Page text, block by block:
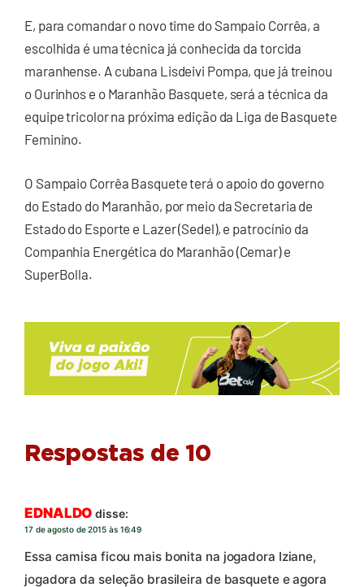
E, para comandar o novo time do Sampaio Corrêa, a
escolhida é uma técnica já conhecida da torcida
maranhense. A cubana Lisdeivi Pompa, que já treinou
o Ourinhos e o Maranhão Basquete, será a técnica da
equipe tricolor na próxima edição da Liga de Basquete
Feminino.
O Sampaio Corrêa Basquete terá o apoio do governo
do Estado do Maranhão, por meio da Secretaria de
Estado do Esporte e Lazer (Sedel), e patrocínio da
Companhia Energética do Maranhão (Cemar) e
SuperBolla.
Respostas de 10
EDNALDO disse:
17 de agosto de 2015 às 16:49
Essa camisa ficou mais bonita na jogadora Iziane,
jogadora da seleção brasileira de basquete e agora